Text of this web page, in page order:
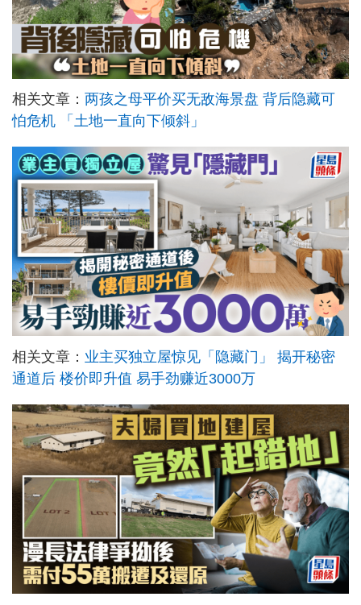
相关文章： 两孩之母平价买无敌海景盘 背后隐藏可
怕危机 「土地一直向下倾斜」
相关文章： 业主买独立屋惊见「隐藏门」 揭开秘密
通道后 楼价即升值 易手劲赚近3000万